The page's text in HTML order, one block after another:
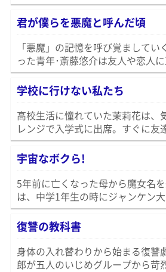
君が僕らを悪魔と呼んだ頃
「悪魔」の記憶を呼び覚まして
った青年･斎藤悠介は友人や恋人
学校に行けない私たち
高校生活に憧れていた茉莉花は、
レンジで入学式に出席。すぐに
宇宙なボクら!
5年前に亡くなった母から魔女名
は、中学1年生の時にジャンケン
復讐の教科書
身体の入れ替わりから始まる復讐
郎が五人のいじめグループから